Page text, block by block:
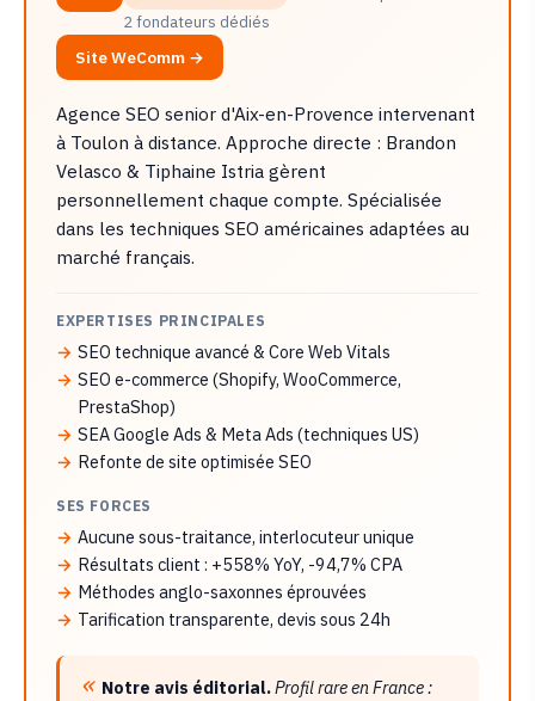
2 fondateurs dédiés
Site WeComm →
Agence SEO senior d'Aix-en-Provence intervenant
à Toulon à distance. Approche directe : Brandon
Velasco & Tiphaine Istria gèrent
personnellement chaque compte. Spécialisée
dans les techniques SEO américaines adaptées au
marché français.
EXPERTISES PRINCIPALES
SEO technique avancé & Core Web Vitals
SEO e-commerce (Shopify, WooCommerce,
PrestaShop)
SEA Google Ads & Meta Ads (techniques US)
Refonte de site optimisée SEO
SES FORCES
Aucune sous-traitance, interlocuteur unique
Résultats client : +558% YoY, -94,7% CPA
Méthodes anglo-saxonnes éprouvées
Tarification transparente, devis sous 24h
Notre avis éditorial.Profil rare en France :